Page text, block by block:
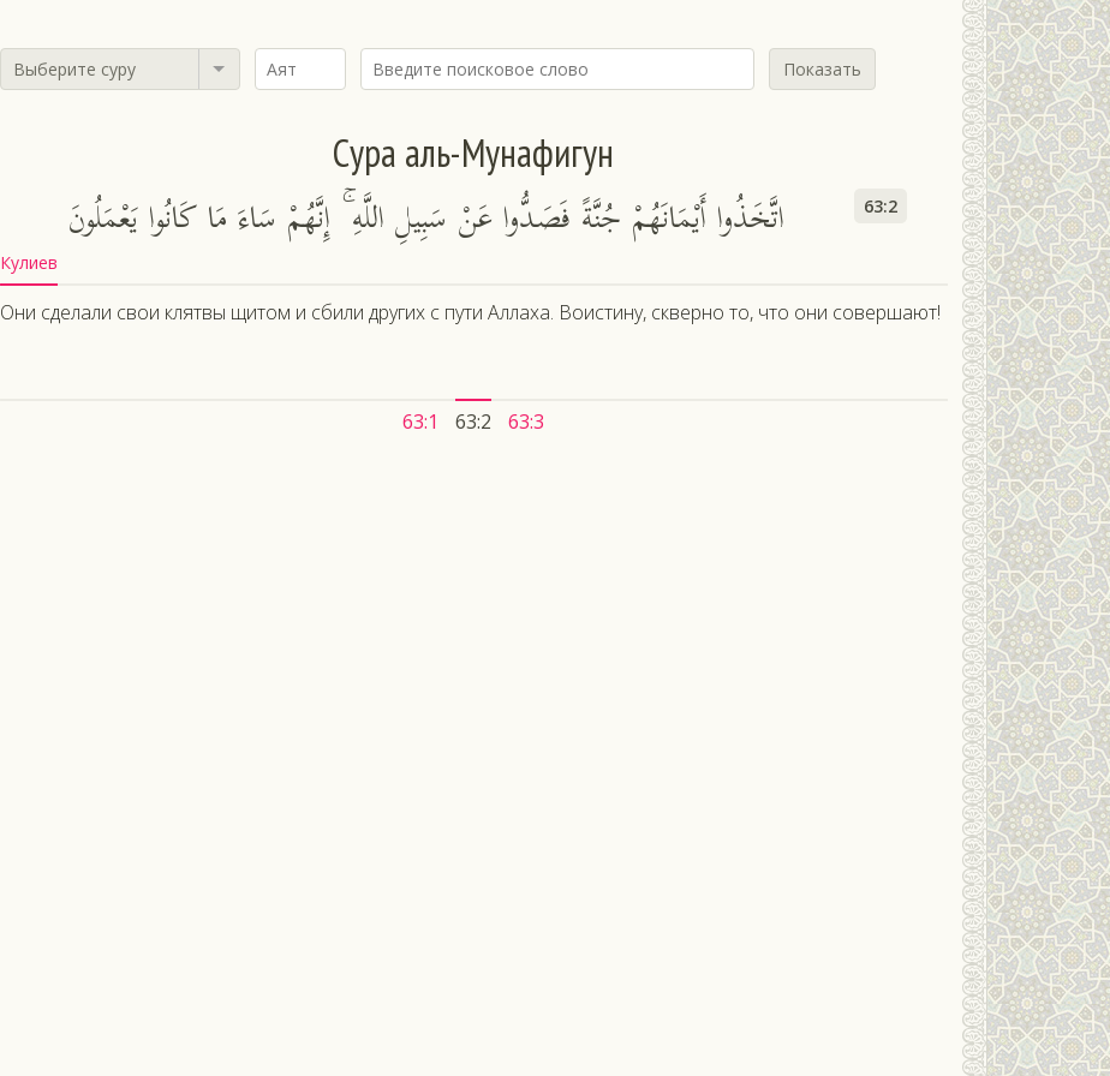
Выберите суру Показать
Сура аль-Мунафигун
اتَّخَذُوا أَيْمَانَهُمْ جُنَّةً فَصَدُّوا عَنْ سَبِيلِ اللَّهِ ۚ إِنَّهُمْ سَاءَ مَا كَانُوا يَعْمَلُونَ 63:2
Кулиев
Они сделали свои клятвы щитом и сбили других с пути Аллаха. Воистину, скверно то, что они совершают!
63:1 63:2 63:3